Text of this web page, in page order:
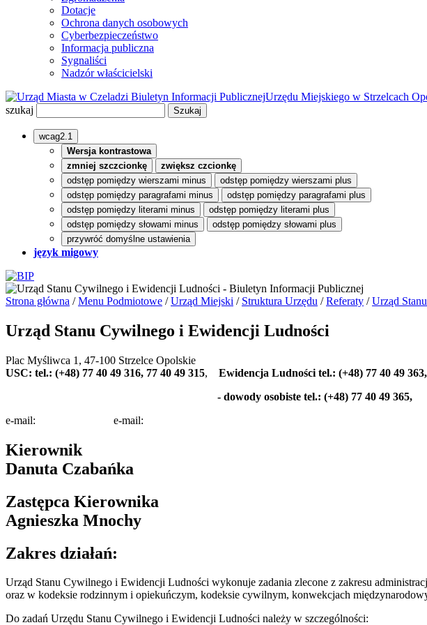
Dotacje
Ochrona danych osobowych
Cyberbezpieczeństwo
Informacja publiczna
Sygnaliści
Nadzór właścicielski
Biuletyn Informacji PublicznejUrzędu Miejskiego w Strzelcach
szukaj
wcag2.1
Wersja kontrastowa
zmniej szczcionkę
zwiększ czcionkę
odstęp pomiędzy wierszami minus
odstęp pomiędzy wierszami plus
odstęp pomiędzy paragrafami minus
odstęp pomiędzy paragrafami plus
odstęp pomiędzy literami minus
odstęp pomiędzy literami plus
odstęp pomiędzy słowami minus
odstęp pomiędzy słowami plus
przywróć domyślne ustawienia
język migowy
Strona główna /Menu Podmiotowe /Urząd Miejski / Struktura Urzędu /Referaty /Urząd
Urząd Stanu Cywilnego i Ewidencji Ludności
Plac Myśliwca 1, 47-100 Strzelce Opolskie
USC: tel.: (+48) 77 40 49 316, 77 40 49 315, Ewidencja Ludności tel.: (+48) 77 40 49
- dowody osobiste tel.: (+48) 77 40 49 365,
e-mail:
e-mail:
Kierownik
Danuta Czabańka
Zastępca Kierownika
Agnieszka Mnochy
Zakres działań:
Urząd Stanu Cywilnego i Ewidencji Ludności wykonuje zadania zlecone z zakresu
oraz w kodeksie rodzinnym i opiekuńczym, kodeksie cywilnym, konwekcjach
Do zadań Urzędu Stanu Cywilnego i Ewidencji Ludności należy w szczególności: